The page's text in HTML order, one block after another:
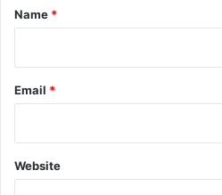
*
Name *
Email *
Website